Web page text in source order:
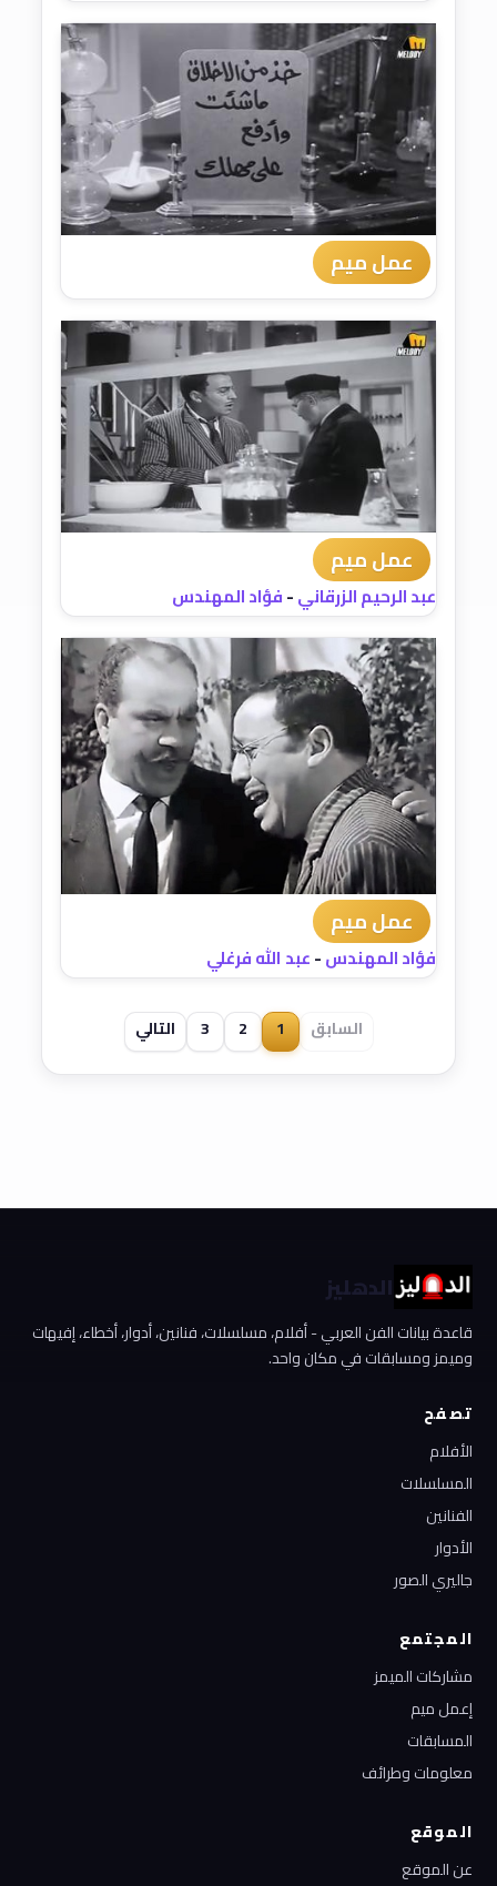
عمل ميم
عمل ميم
عبد الرحيم الزرقاني-فؤاد المهندس
عمل ميم
فؤاد المهندس-عبد الله فرغلي
السابق 1
2
3 التالي
الدهليز
قاعدة بيانات الفن العربي - أفلام، مسلسلات، فنانين، أدوار، أخطاء، إفيهات
وميمز ومسابقات في مكان واحد.
تصفح
الأفلام
المسلسلات
الفنانين
الأدوار
جاليري الصور
المجتمع
مشاركات الميمز
إعمل ميم
المسابقات
معلومات وطرائف
الموقع
عن الموقع